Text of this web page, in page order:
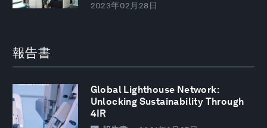
2023年02月28日
報告書
Global Lighthouse Network:
Unlocking Sustainability Through
4IR